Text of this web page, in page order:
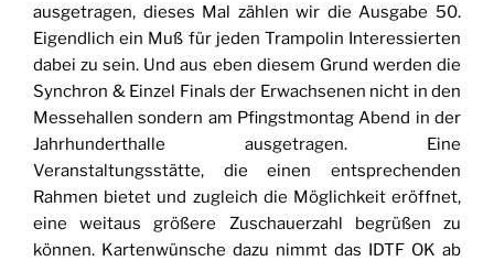
ausgetragen, dieses Mal zählen wir die Ausgabe 50.
Eigendlich ein Muß für jeden Trampolin Interessierten
dabei zu sein. Und aus eben diesem Grund werden die
Synchron & Einzel Finals der Erwachsenen nicht in den
Messehallen sondern am Pfingstmontag Abend in der
Jahrhunderthalle ausgetragen. Eine
Veranstaltungsstätte, die einen entsprechenden
Rahmen bietet und zugleich die Möglichkeit eröffnet,
eine weitaus größere Zuschauerzahl begrüßen zu
können. Kartenwünsche dazu nimmt das IDTF OK ab